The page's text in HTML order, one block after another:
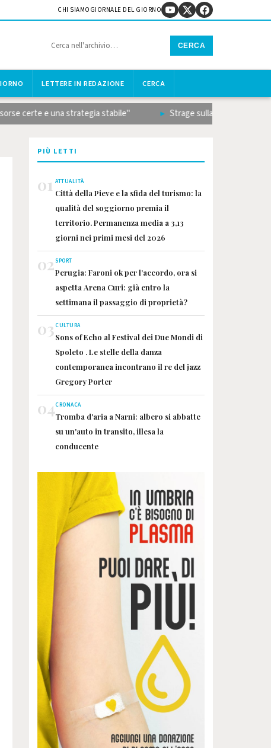
CHI SIAMO GIORNALE DEL GIORNO
CERCA
LETTERE IN REDAZIONE CERCA
e una strategia stabile" Strage sulla Terni-Rieti, il
PIÙ LETTI
01 ATTUALITÀ
Città della Pieve e la sfida del turismo: la
qualità del soggiorno premia il
territorio. Permanenza media a 3,13
giorni nei primi mesi del 2026
02SPORT
Perugia: Faroni ok per l’accordo, ora si
aspetta Arena Curi: già entro la
settimana il passaggio di proprietà?
03CULTURA
Sons of Echo al Festival dei Due Mondi di
Spoleto . Le stelle della danza
contemporanea incontrano il re del jazz
Gregory Porter
04CRONACA
Tromba d'aria a Narni: albero si abbatte
su un'auto in transito, illesa la
conducente